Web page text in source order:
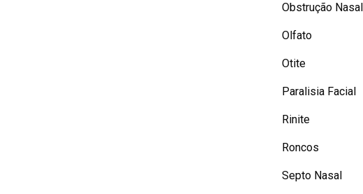
Obstrução Nasal
Olfato
Otite
Paralisia Facial
Rinite
Roncos
Septo Nasal